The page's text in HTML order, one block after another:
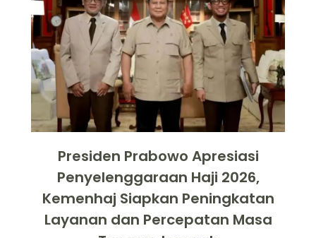
Presiden Prabowo Apresiasi
Penyelenggaraan Haji 2026,
Kemenhaj Siapkan Peningkatan
Layanan dan Percepatan Masa